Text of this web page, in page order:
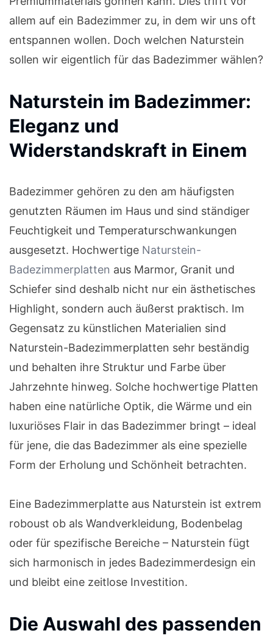
allem auf ein Badezimmer zu, in dem wir uns oft
entspannen wollen. Doch welchen Naturstein
sollen wir eigentlich für das Badezimmer wählen?
Naturstein im Badezimmer:
Eleganz und
Widerstandskraft in Einem
Badezimmer gehören zu den am häufigsten
genutzten Räumen im Haus und sind ständiger
Feuchtigkeit und Temperaturschwankungen
ausgesetzt. Hochwertige Naturstein-
Badezimmerplatten aus Marmor, Granit und
Schiefer sind deshalb nicht nur ein ästhetisches
Highlight, sondern auch äußerst praktisch. Im
Gegensatz zu künstlichen Materialien sind
Naturstein-Badezimmerplatten sehr beständig
und behalten ihre Struktur und Farbe über
Jahrzehnte hinweg. Solche hochwertige Platten
haben eine natürliche Optik, die Wärme und ein
luxuriöses Flair in das Badezimmer bringt – ideal
für jene, die das Badezimmer als eine spezielle
Form der Erholung und Schönheit betrachten.
Eine Badezimmerplatte aus Naturstein ist extrem
roboust ob als Wandverkleidung, Bodenbelag
oder für spezifische Bereiche – Naturstein fügt
sich harmonisch in jedes Badezimmerdesign ein
und bleibt eine zeitlose Investition.
Die Auswahl des passenden